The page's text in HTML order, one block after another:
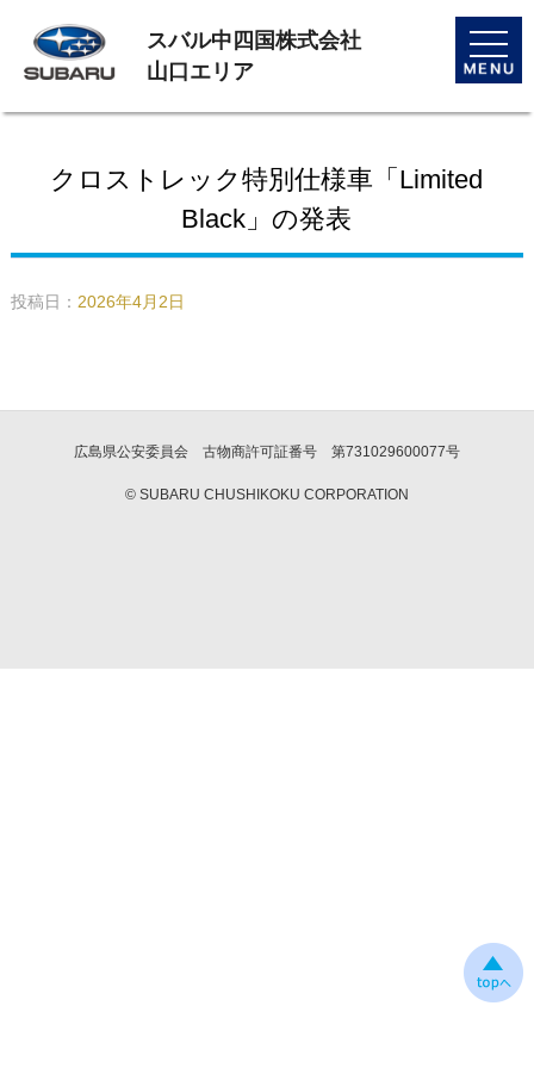
toggle
スバル中四国株式会社
山口エリア
クロストレック特別仕様車「Limited
Black」の発表
投稿日： 2026年4月2日
広島県公安委員会 古物商許可証番号 第731029600077号
© SUBARU CHUSHIKOKU CORPORATION